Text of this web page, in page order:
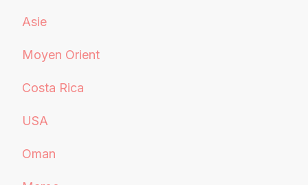
Asie
Moyen Orient
Costa Rica
USA
Oman